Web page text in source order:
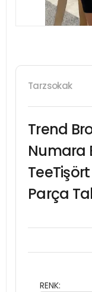
Tarzsokak
Trend
Numara
Parça
RENK: